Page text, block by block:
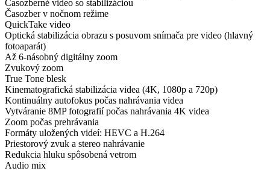
Časozberné video so stabilizáciou
Časozber v nočnom režime
QuickTake video
Optická stabilizácia obrazu s posuvom snímača pre video (hlavný
fotoaparát)
Až 6-násobný digitálny zoom
Zvukový zoom
True Tone blesk
Kinematografická stabilizácia videa (4K, 1080p a 720p)
Kontinuálny autofokus počas nahrávania videa
Vytváranie 8MP fotografií počas nahrávania 4K videa
Zoom počas prehrávania
Formáty uložených videí: HEVC a H.264
Priestorový zvuk a stereo nahrávanie
Redukcia hluku spôsobená vetrom
Audio mix